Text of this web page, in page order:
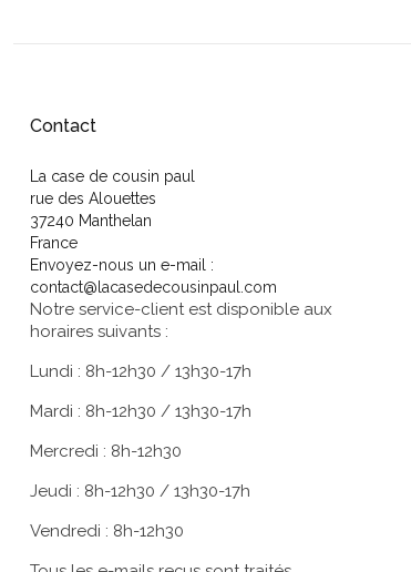
Contact
La case de cousin paul
rue des Alouettes
37240 Manthelan
France
Envoyez-nous un e-mail :
contact@lacasedecousinpaul.com
Notre service-client est disponible aux
horaires suivants :
Lundi : 8h-12h30 / 13h30-17h
Mardi : 8h-12h30 / 13h30-17h
Mercredi : 8h-12h30
Jeudi : 8h-12h30 / 13h30-17h
Vendredi : 8h-12h30